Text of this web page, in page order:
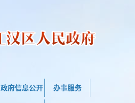
政府信息公开 办事服务